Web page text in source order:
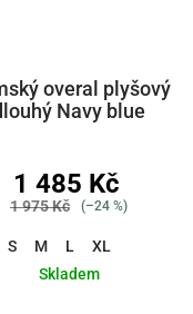
overal plyšový
Navy blue
1 485 Kč
1 975 Kč (–24 %)
S M L
XL
Skladem